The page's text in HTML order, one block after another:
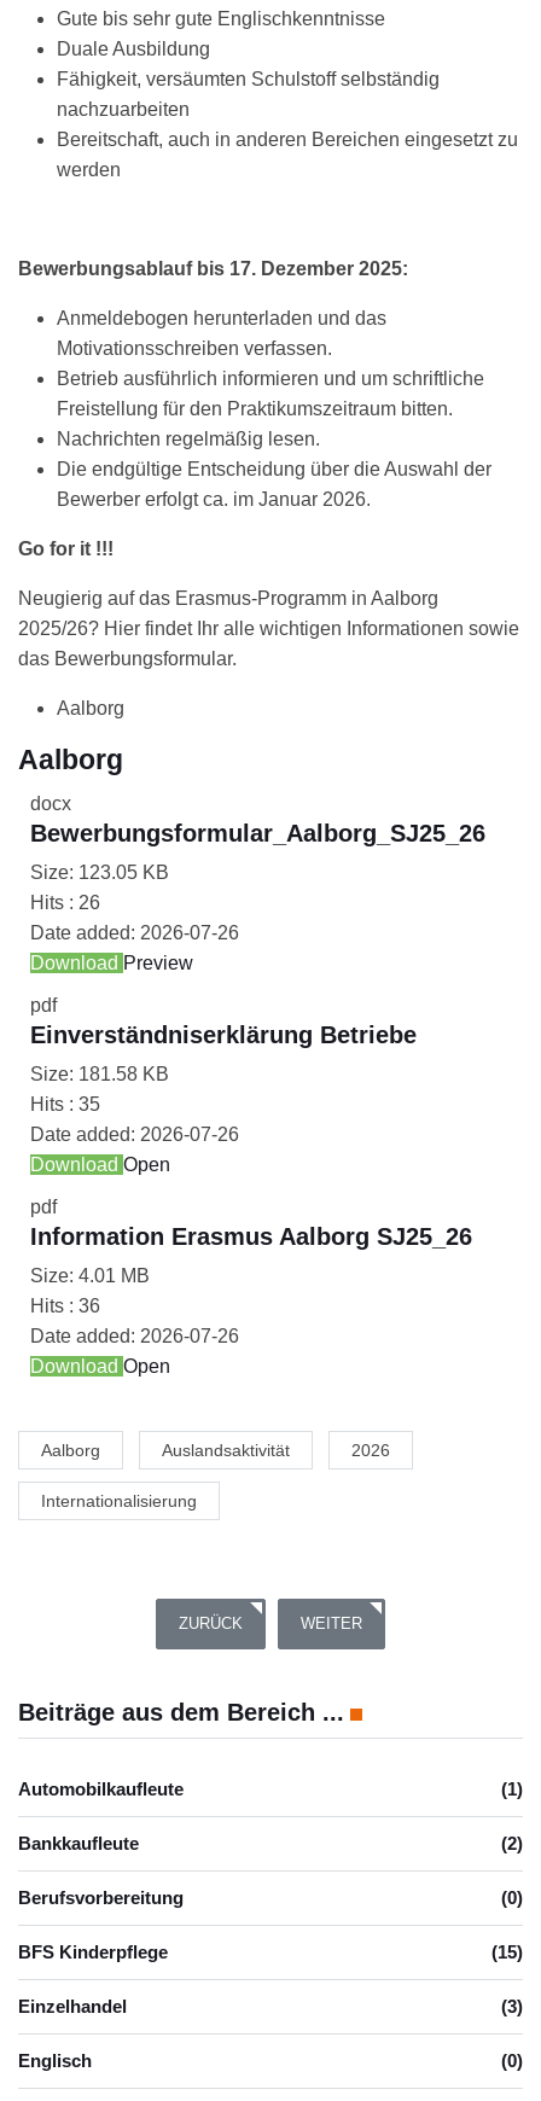
Gute bis sehr gute Englischkenntnisse
Duale Ausbildung
Fähigkeit, versäumten Schulstoff selbständig
nachzuarbeiten
Bereitschaft, auch in anderen Bereichen eingesetzt zu
werden
Bewerbungsablauf bis 17. Dezember 2025:
Anmeldebogen herunterladen und das
Motivationsschreiben verfassen.
Betrieb ausführlich informieren und um schriftliche
Freistellung für den Praktikumszeitraum bitten.
Nachrichten regelmäßig lesen.
Die endgültige Entscheidung über die Auswahl der
Bewerber erfolgt ca. im Januar 2026.
Go for it !!!
Neugierig auf das Erasmus-Programm in Aalborg
2025/26? Hier findet Ihr alle wichtigen Informationen sowie
das Bewerbungsformular.
Aalborg
Aalborg
docx
Bewerbungsformular_Aalborg_SJ25_26
Size: 123.05 KB
Hits : 26
Date added: 2026-07-26
Download Preview
pdf
Einverständniserklärung Betriebe
Size: 181.58 KB
Hits : 35
Date added: 2026-07-26
Download Open
pdf
Information Erasmus Aalborg SJ25_26
Size: 4.01 MB
Hits : 36
Date added: 2026-07-26
Download Open
Aalborg Auslandsaktivität 2026
Internationalisierung
VORHERIGER BEITRAG: MIT ERASMUS+ NACH
ZURÜCK NÄCHSTER BEITRAG: AUF
WEITER
Beiträge aus dem Bereich ...
Automobilkaufleute (1)
Bankkaufleute (2)
Berufsvorbereitung (0)
BFS Kinderpflege (15)
Einzelhandel (3)
Englisch (0)